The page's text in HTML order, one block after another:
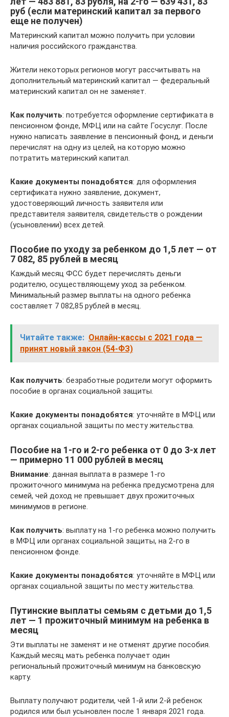
руб (если материнский капитал за первого
еще не получен)
Материнский капитал можно получить при условии
наличия российского гражданства.
Жители некоторых регионов могут рассчитывать на
дополнительный материнский капитал — федеральный
материнский капитал он не заменяет.
Как получить: потребуется оформление сертификата в
пенсионном фонде, МФЦ или на сайте Госуслуг. После
нужно написать заявление в пенсионный фонд, и деньги
перечислят на одну из целей, на которую можно
потратить материнский капитал.
Какие документы понадобятся: для оформления
сертификата нужно заявление, документ,
удостоверяющий личность заявителя или
представителя заявителя, свидетельств о рождении
(усыновлении) всех детей.
Пособие по уходу за ребенком до 1,5 лет — от
7 082, 85 рублей в месяц
Каждый месяц ФСС будет перечислять деньги
родителю, осуществляющему уход за ребенком.
Минимальный размер выплаты на одного ребенка
составляет 7 082,85 рублей в месяц.
Читайте также: Онлайн-кассы с 2021 года —
принят новый закон (54-ФЗ)
Как получить: безработные родители могут оформить
пособие в органах социальной защиты.
Какие документы понадобятся: уточняйте в МФЦ или
органах социальной защиты по месту жительства.
Пособие на 1-го и 2-го ребенка от 0 до 3-х лет
— примерно 11 000 рублей в месяц
Внимание: данная выплата в размере 1-го
прожиточного минимума на ребенка предусмотрена для
семей, чей доход не превышает двух прожиточных
минимумов в регионе.
Как получить: выплату на 1-го ребенка можно получить
в МФЦ или органах социальной защиты, на 2-го в
пенсионном фонде.
Какие документы понадобятся: уточняйте в МФЦ или
органах социальной защиты по месту жительства.
Путинские выплаты семьям с детьми до 1,5
лет — 1 прожиточный минимум на ребенка в
месяц
Эти выплаты не заменят и не отменят другие пособия.
Каждый месяц мать ребенка получает один
региональный прожиточный минимум на банковскую
карту.
Выплату получают родители, чей 1-й или 2-й ребенок
родился или был усыновлен после 1 января 2021 года.